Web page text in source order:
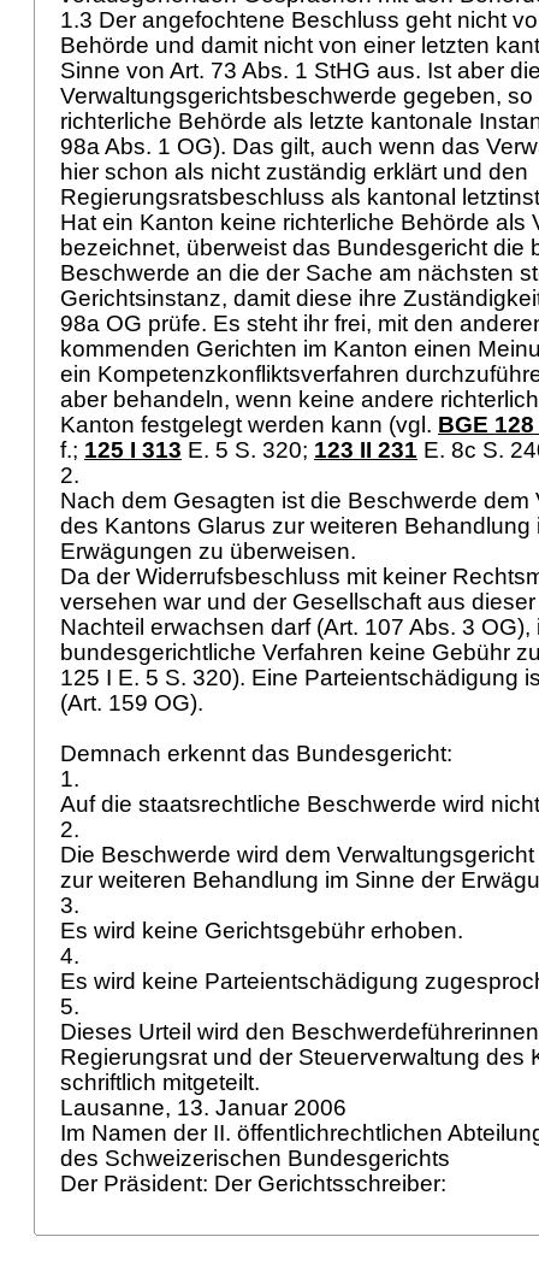
1.3 Der angefochtene Beschluss geht nicht
Behörde und damit nicht von einer letzten
Sinne von Art. 73 Abs. 1 StHG aus. Ist aber
Verwaltungsgerichtsbeschwerde gegeben,
richterliche Behörde als letzte kantonale
98a Abs. 1 OG). Das gilt, auch wenn das
hier schon als nicht zuständig erklärt und den
Regierungsratsbeschluss als kantonal
Hat ein Kanton keine richterliche Behörde als
bezeichnet, überweist das Bundesgericht die
Beschwerde an die der Sache am nächsten
Gerichtsinstanz, damit diese ihre
98a OG prüfe. Es steht ihr frei, mit den
kommenden Gerichten im Kanton einen
ein Kompetenzkonfliktsverfahren
aber behandeln, wenn keine andere
Kanton festgelegt werden kann (vgl. BGE 128
f.; 125 I 313 E. 5 S. 320; 123 II 231 E. 8c S.
2.
Nach dem Gesagten ist die Beschwerde dem
des Kantons Glarus zur weiteren Behandlung
Erwägungen zu überweisen.
Da der Widerrufsbeschluss mit keiner
versehen war und der Gesellschaft aus
Nachteil erwachsen darf (Art. 107 Abs. 3 OG),
bundesgerichtliche Verfahren keine Gebühr
125 I E. 5 S. 320). Eine Parteientschädigung
(Art. 159 OG).
Demnach erkennt das Bundesgericht:
1.
Auf die staatsrechtliche Beschwerde wird
2.
Die Beschwerde wird dem
zur weiteren Behandlung im Sinne der
3.
Es wird keine Gerichtsgebühr erhoben.
4.
Es wird keine Parteientschädigung
5.
Dieses Urteil wird den
Regierungsrat und der Steuerverwaltung des
schriftlich mitgeteilt.
Lausanne, 13. Januar 2006
Im Namen der II. öffentlichrechtlichen
des Schweizerischen Bundesgerichts
Der Präsident: Der Gerichtsschreiber: